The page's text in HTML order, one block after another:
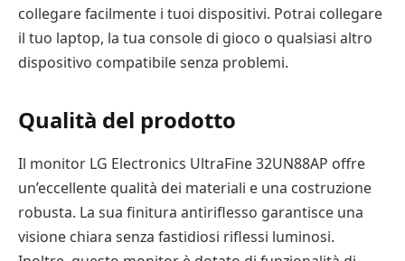
collegare facilmente i tuoi dispositivi. Potrai collegare
il tuo laptop, la tua console di gioco o qualsiasi altro
dispositivo compatibile senza problemi.
Qualità del prodotto
Il monitor LG Electronics UltraFine 32UN88AP offre
un’eccellente qualità dei materiali e una costruzione
robusta. La sua finitura antiriflesso garantisce una
visione chiara senza fastidiosi riflessi luminosi.